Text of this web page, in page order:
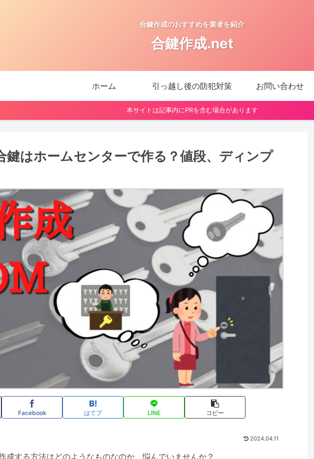
合鍵作成のおすすめを業者を紹介
合鍵作成.net
ホーム 引っ越し後の防犯対策 お問い合わせ
本サイトは記事内にPRを含む場合があります
鍵はホームセンターで作る？値段、ディンプ
Facebook はてブ LINE コピー
2024.04.11
成する方法はどのようなものなのか、悩んでいませんか？